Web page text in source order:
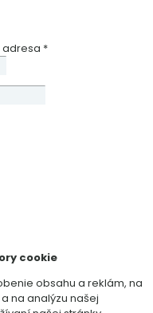
*
cookie
obsahu a reklám, na
na analýzu našej